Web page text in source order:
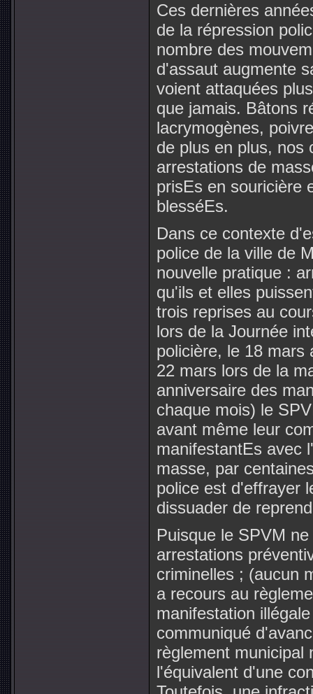
Ces dernières
de la répression
nombre des
d'assaut augmente
voient attaquées
que jamais. Bâtons
lacrymogènes,
de plus en plus, nos
arrestations de
prisEs en souricière
blesséEs.
Dans ce contexte
police de la ville de
nouvelle pratique :
qu'ils et elles
trois reprises au
lors de la Journée
policière, le 18 mars
22 mars lors de la
anniversaire des
chaque mois) le
avant même leur
manifestantEs avec
masse, par
police est d'effrayer
dissuader de
Puisque le SPVM
arrestations
criminelles ; (aucun
a recours au
manifestation
communiqué
règlement municipal
l'équivalent d'une